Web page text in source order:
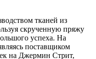
тканей из
скрученную пряжу
успеха. На
поставщиком
на Джермин Стрит,